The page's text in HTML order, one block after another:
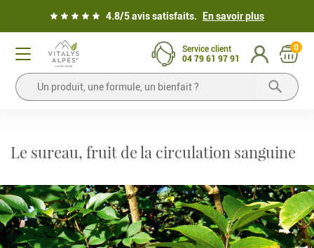
4.8/5 avis satisfaits. En savoir plus
Service client
04 79 61 97 91
0
Le sureau, fruit de la circulation sanguine